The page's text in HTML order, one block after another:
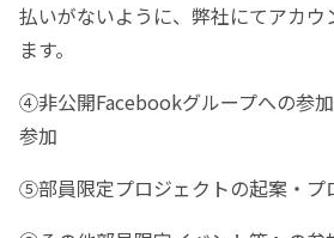
払いがないように、弊社にてアカウ
ます。
④非公開Facebookグループへの参
参加
⑤部員限定プロジェクトの起案・プ